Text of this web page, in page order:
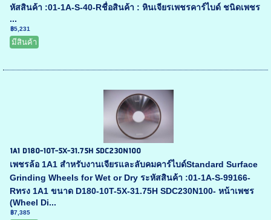
หัสสินค้า :01-1A-S-40-Rชื่อสินค้า : หินเจียรเพชรคาร์ไบด์ ชนิดเพชร
...
฿5,231
มีสินค้า
1A1 D180-10T-5X-31.75H SDC230N100
เพชรล้อ 1A1 สำหรับงานเจียรและลับคมคาร์ไบด์Standard Surface
Grinding Wheels for Wet or Dry ระหัสสินค้า :01-1A-S-99166-
Rทรง 1A1 ขนาด D180-10T-5X-31.75H SDC230N100- หน้าเพชร
(Wheel Di...
฿7,385